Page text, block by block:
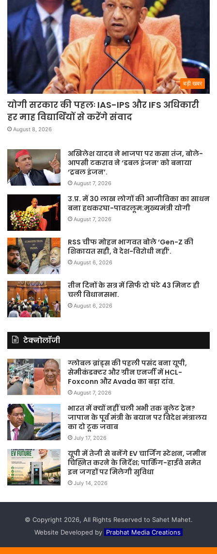
बड़ी खबर
योगी सरकार की पहलः IAS-IPS और IFS अधिकारी
हर माह विद्यार्थियों से करेंगे संवाद
August 8, 2026
अखिलेश यादव ने भाजपा पर कसा तंज, बोले-
आपसी टकराव ने ‘डबल इंजन’ को बनाया
‘ट्रबल इंजन’.
August 7, 2026
उ.प्र. में 30 लाख लोगों की आजीविका का साधन
बना हथकरघा-पावरलूम:मुख्यमंत्री योगी
August 7, 2026
RSS चीफ मोहन भागवत बोले ‘Gen-Z की
शिकायत सही, वे देश-विरोधी नहीं’.
August 6, 2026
तीन दिनों के सत्र में सिर्फ दो घंटे 43 मिनट ही
चली विधानसभा.
August 6, 2026
टेक्नोलॉजी
ग्लोबल ब्रांड्स की पहली पसंद बना यूपी,
सेमीकंडक्टर और ग्रीन एनर्जी में HCL-
Foxconn और Avada का बड़ा दांव.
August 7, 2026
भारत में क्यों नहीं चली अभी तक बुलेट ट्रेन?
जापान के पूर्व मंत्री के बयान पर विदेश मंत्रालय
का दो टूक जवाब
July 17, 2026
यूपी में तेजी से बनेंगे EV चार्जिंग स्टेशन, जमीन
चिह्नित करने के निर्देश; पार्किंग-हाईवे समेत
इन जगहों पर मिलेगी सुविधा
July 14, 2026
© Copyright 2026, All Rights Reserved to Sahet Mahet.
Website Developed by Prabhat Media Creations